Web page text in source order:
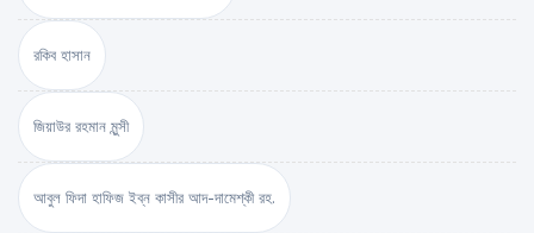
রকিব হাসান
জিয়াউর রহমান মুন্সী
আবুল ফিদা হাফিজ ইব্‌ন কাসীর আদ-দামেশ্‌কী রহ.